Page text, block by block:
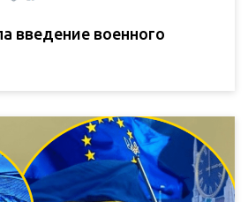
введение военного